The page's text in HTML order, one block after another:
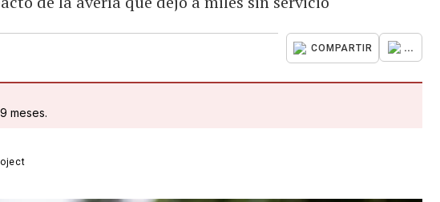
COMPARTIR ...
meses.